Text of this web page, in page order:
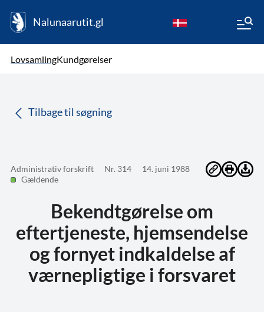
Nalunaarutit.gl
LovsamlingKundgørelser
Tilbage til søgning
Administrativ forskrift Nr. 314
14. juni 1988
Gældende
Bekendtgørelse om
eftertjeneste, hjemsendelse
og fornyet indkaldelse af
værnepligtige i forsvaret